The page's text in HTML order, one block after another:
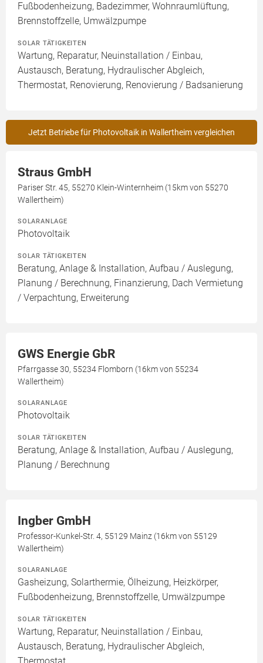
Fußbodenheizung, Badezimmer, Wohnraumlüftung,
Brennstoffzelle, Umwälzpumpe
SOLAR TÄTIGKEITEN
Wartung, Reparatur, Neuinstallation / Einbau,
Austausch, Beratung, Hydraulischer Abgleich,
Thermostat, Renovierung, Renovierung / Badsanierung
Jetzt Betriebe für Photovoltaik in Wallertheim vergleichen
Straus GmbH
Pariser Str. 45, 55270 Klein-Winternheim (15km von 55270
Wallertheim)
SOLARANLAGE
Photovoltaik
SOLAR TÄTIGKEITEN
Beratung, Anlage & Installation, Aufbau / Auslegung,
Planung / Berechnung, Finanzierung, Dach Vermietung
/ Verpachtung, Erweiterung
GWS Energie GbR
Pfarrgasse 30, 55234 Flomborn (16km von 55234
Wallertheim)
SOLARANLAGE
Photovoltaik
SOLAR TÄTIGKEITEN
Beratung, Anlage & Installation, Aufbau / Auslegung,
Planung / Berechnung
Ingber GmbH
Professor-Kunkel-Str. 4, 55129 Mainz (16km von 55129
Wallertheim)
SOLARANLAGE
Gasheizung, Solarthermie, Ölheizung, Heizkörper,
Fußbodenheizung, Brennstoffzelle, Umwälzpumpe
SOLAR TÄTIGKEITEN
Wartung, Reparatur, Neuinstallation / Einbau,
Austausch, Beratung, Hydraulischer Abgleich,